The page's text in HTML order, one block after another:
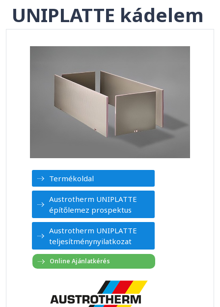
UNIPLATTE kádelem
Termékoldal
Austrotherm UNIPLATTE
építőlemez prospektus
Austrotherm UNIPLATTE
teljesítménynyilatkozat